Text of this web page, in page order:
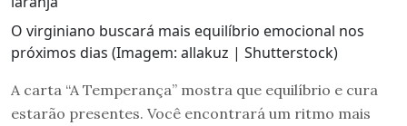
O virginiano buscará mais equilíbrio emocional nos
próximos dias (Imagem: allakuz | Shutterstock)
A carta “A Temperança” mostra que equilíbrio e cura
estarão presentes. Você encontrará um ritmo mais